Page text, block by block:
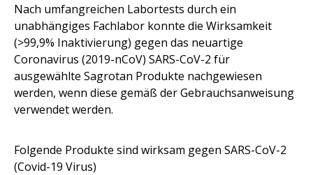
Nach umfangreichen Labortests durch ein
unabhängiges Fachlabor konnte die Wirksamkeit
(>99,9% Inaktivierung) gegen das neuartige
Coronavirus (2019-nCoV) SARS-CoV-2 für
ausgewählte Sagrotan Produkte nachgewiesen
werden, wenn diese gemäß der Gebrauchsanweisung
verwendet werden.
Folgende Produkte sind wirksam gegen SARS-CoV-2
(Covid-19 Virus)